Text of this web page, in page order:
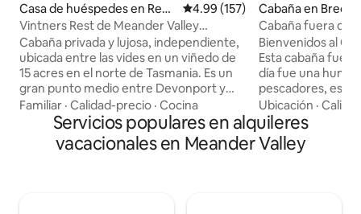
Casa de huéspedes en Red
Hills
Calificación promedio: 4.99 de
4.99 (157)
Vintners Rest de Meander Valley
Vineyard
Cabaña privada y lujosa, independiente,
ubicada entre las vides en un viñedo de
15 acres en el norte de Tasmania. Es un
gran punto medio entre Devonport y
Launceston (a 35 minutos en coche de
cualquiera de ellos). Estamos en el
Tasting Tail, rodeados de una gran
cantidad de productos, como granjas de
Familiar · Calidad-precio · Cocina
Cabaña en Breona
Cabaña fuera de
bañera profunda
Bienvenidos al
Esta cabaña
día fue una
pescadores, es
el descanso, el
con vistas a
Tierras Altas
Acurrúcate junto
Ubicación ·
Servicios populares en alquileres
vacacionales en Meander Valley